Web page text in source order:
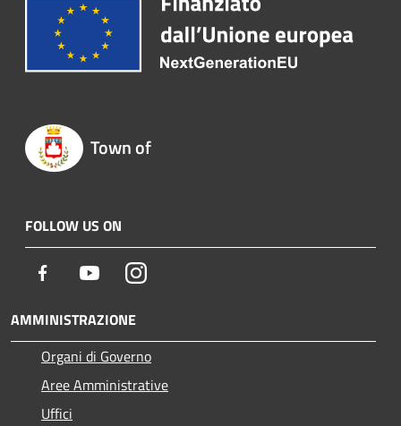
Town of
FOLLOW US ON
Facebook YoutubeInstagram
AMMINISTRAZIONE
Organi di Governo
Aree Amministrative
Uffici